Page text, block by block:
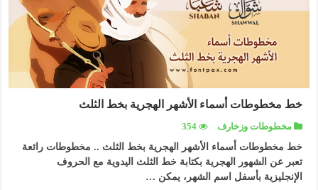
خط مخطوطات أسماء الأشهر الهجرية بخط الثلث
مخطوطات وزخارف
354
خط مخطوطات أسماء الأشهر الهجرية بخط الثلث .. مخطوطات رائعة
تعبر عن الشهور الهجرية بكتابة خط الثلث اليدوية مع الحروف
الإنجليزية بأسفل اسم الشهر، يمكن …